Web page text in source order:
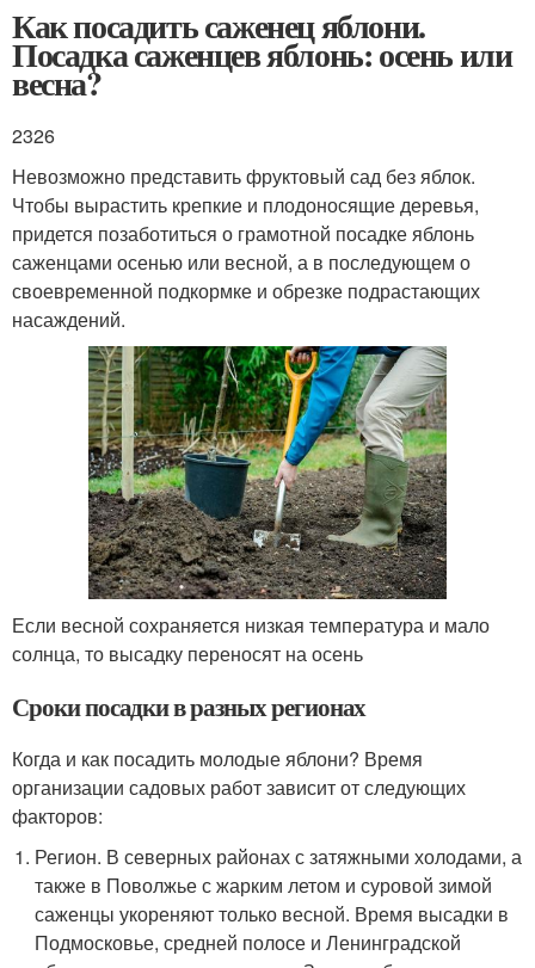
Как посадить саженец яблони.
Посадка саженцев яблонь: осень или
весна?
2326
Невозможно представить фруктовый сад без яблок.
Чтобы вырастить крепкие и плодоносящие деревья,
придется позаботиться о грамотной посадке яблонь
саженцами осенью или весной, а в последующем о
своевременной подкормке и обрезке подрастающих
насаждений.
Если весной сохраняется низкая температура и мало
солнца, то высадку переносят на осень
Сроки посадки в разных регионах
Когда и как посадить молодые яблони? Время
организации садовых работ зависит от следующих
факторов:
Регион. В северных районах с затяжными холодами, а
также в Поволжье с жарким летом и суровой зимой
саженцы укореняют только весной. Время высадки в
Подмосковье, средней полосе и Ленинградской